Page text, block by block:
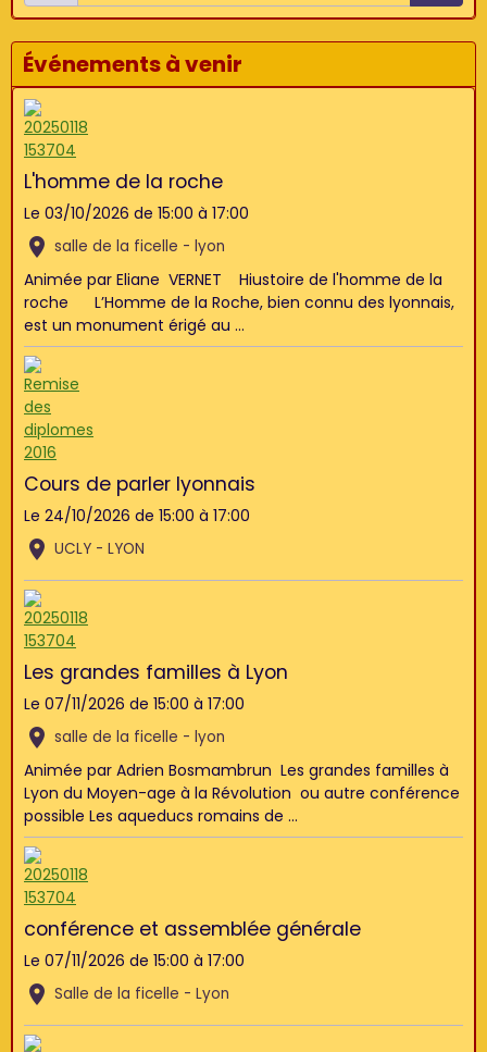
Événements à venir
L'homme de la roche
Le 03/10/2026 de 15:00 à 17:00
salle de la ficelle - lyon
Animée par Eliane VERNET Hiustoire de l'homme de la
roche L’Homme de la Roche, bien connu des lyonnais,
est un monument érigé au ...
Cours de parler lyonnais
Le 24/10/2026 de 15:00 à 17:00
UCLY - LYON
Les grandes familles à Lyon
Le 07/11/2026 de 15:00 à 17:00
salle de la ficelle - lyon
Animée par Adrien Bosmambrun Les grandes familles à
Lyon du Moyen-age à la Révolution ou autre conférence
possible Les aqueducs romains de ...
conférence et assemblée générale
Le 07/11/2026 de 15:00 à 17:00
Salle de la ficelle - Lyon